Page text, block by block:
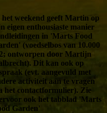
het weekend geeft Martin op
eigen enthousiaste manier
in 'Marts Food
(voedselbos van 10.000
ontworpen door Martijn
Dit kan ook op
(evt. aangevuld met
activiteit aan te vragen
het contactformulier). Zie
ook het tabblad 'Marts
Garden'